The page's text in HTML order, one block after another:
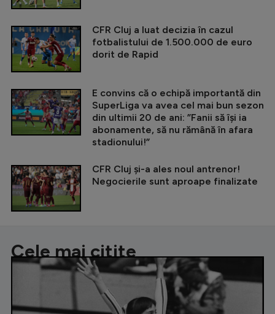
CFR Cluj a luat decizia în cazul
fotbalistului de 1.500.000 de euro
dorit de Rapid
E convins că o echipă importantă din
SuperLiga va avea cel mai bun sezon
din ultimii 20 de ani: ”Fanii să își ia
abonamente, să nu rămână în afara
stadionului!”
CFR Cluj și-a ales noul antrenor!
Negocierile sunt aproape finalizate
Cele mai citite